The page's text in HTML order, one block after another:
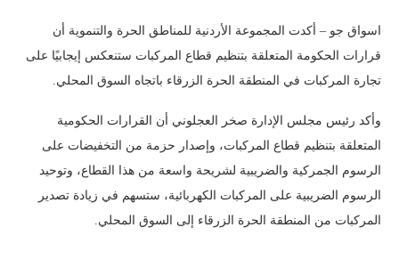
اسواق جو – أكدت المجموعة الأردنية للمناطق الحرة والتنموية أن
قرارات الحكومة المتعلقة بتنظيم قطاع المركبات ستنعكس إيجابيًا على
تجارة المركبات في المنطقة الحرة الزرقاء باتجاه السوق المحلي.
وأكد رئيس مجلس الإدارة صخر العجلوني أن القرارات الحكومية
المتعلقة بتنظيم قطاع المركبات، وإصدار حزمة من التخفيضات على
الرسوم الجمركية والضريبية لشريحة واسعة من هذا القطاع، وتوحيد
الرسوم الضريبية على المركبات الكهربائية، ستسهم في زيادة تصدير
المركبات من المنطقة الحرة الزرقاء إلى السوق المحلي.